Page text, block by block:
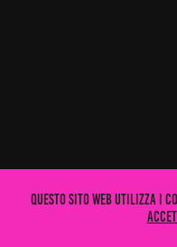
Questo sito web utilizza i